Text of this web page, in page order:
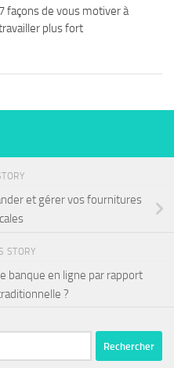
7 façons de vous motiver à
plus fort
et gérer vos fournitures
STORY
banque en ligne par rapport
?